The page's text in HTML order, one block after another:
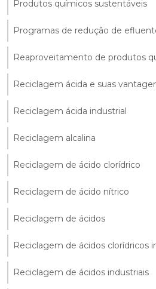
Produtos químicos sustentáveis
Programas de redução de
Reaproveitamento de produtos
Reciclagem ácida e suas
Reciclagem ácida industrial
Reciclagem alcalina
Reciclagem de ácido clorídrico
Reciclagem de ácido nítrico
Reciclagem de ácidos
Reciclagem de ácidos clorídricos
Reciclagem de ácidos industriais